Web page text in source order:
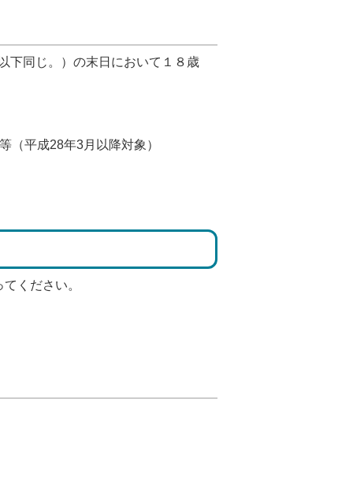
下同じ。）の末日において１８歳
（平成28年3月以降対象）
てください。